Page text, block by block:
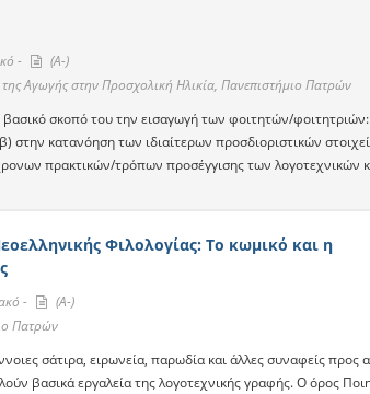
-
(A-)
Αγωγής στην Προσχολική Ηλικία, Πανεπιστήμιο Πατρών
βασικό σκοπό του την εισαγωγή των φοιτητών/
στην κατανόηση των ιδιαίτερων προσδιοριστικών
πρακτικών/τρόπων προσέγγισης των λογοτεχνικών
Φιλολογίας: Το κωμικό και η
-
(A-)
Πατρών
σάτιρα, ειρωνεία, παρωδία και άλλες συναφείς
βασικά εργαλεία της λογοτεχνικής γραφής. Ο όρος